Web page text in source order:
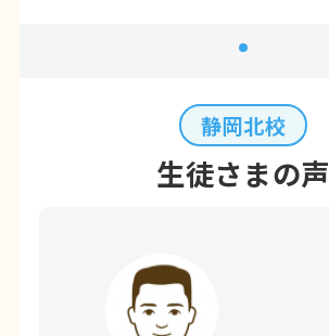
静岡北校
生徒さまの声